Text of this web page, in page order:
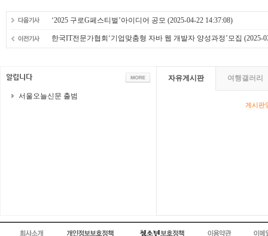
‘2025 구로G페스티벌’아이디어 공모 (2025-04-22 14:37:08)
한국IT전문가협회‘기업맞춤형 자바 웹 개발자 양성과정’모집 (2025-
서울오늘신문 출범
자유게시판 여행갤러리
게시판